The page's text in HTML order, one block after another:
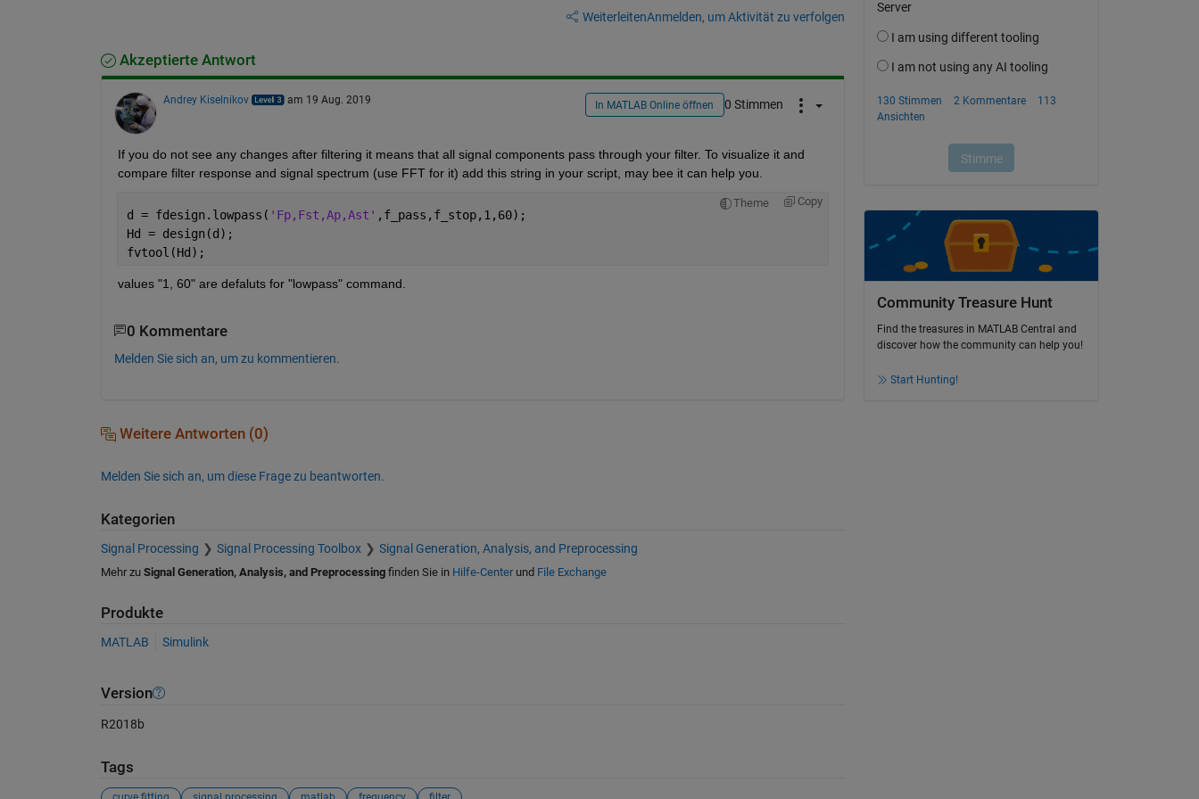
WeiterleitenAnmelden, um Aktivität zu verfolgen
Akzeptierte Antwort
Andrey Kiselnikov am 19 Aug. 2019 In MATLAB Online öffnen 0 Stimmen
If you do not see any changes after filtering it means that all signal components pass through your filter. To visualize it and
compare filter response and signal spectrum (use FFT for it) add this string in your script, may bee it can help you.
Theme Copy
d = fdesign.lowpass( 'Fp,Fst,Ap,Ast' ,f_pass,f_stop,1,60);
Hd = design(d);
fvtool(Hd);
values "1, 60" are defaluts for "lowpass" command.
0 Kommentare
Melden Sie sich an, um zu kommentieren.
Weitere Antworten (0)
Melden Sie sich an, um diese Frage zu beantworten.
Kategorien
Signal Processing Signal Processing Toolbox Signal Generation, Analysis, and Preprocessing
Mehr zu Signal Generation, Analysis, and Preprocessingfinden Sie in Hilfe-Centerund File Exchange
Produkte
MATLAB Simulink
Version
R2018b
Tags
Community Treasure Hunt
Find the treasures in MATLAB Central and
discover how the community can help you!
Start Hunting!